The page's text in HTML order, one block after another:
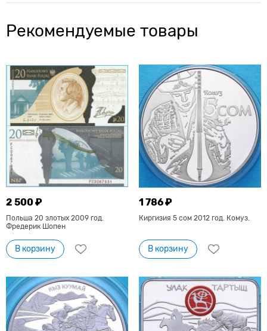
Рекомендуемые товары
2 500 ₽
Польша 20 злотых 2009 год.
Фредерик Шопен
В корзину
1 786 ₽
Киргизия 5 сом 2012 год. Комуз.
В корзину